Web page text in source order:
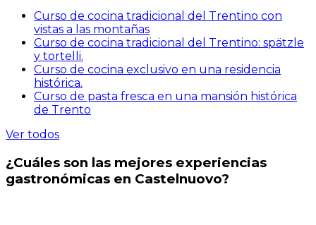
Curso de cocina tradicional del Trentino con
vistas a las montañas
Curso de cocina tradicional del Trentino: spätzle
y tortelli.
Curso de cocina exclusivo en una residencia
histórica.
Curso de pasta fresca en una mansión histórica
de Trento
Ver todos
¿Cuáles son las mejores experiencias
gastronómicas en Castelnuovo?